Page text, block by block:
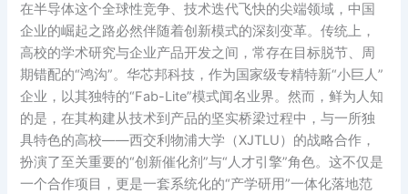
在半导体这个全球性竞争、技术迭代飞快的尖端领域，中国
企业的崛起之路必然伴随着创新模式的深刻变革。传统上，
高校的学术研究与企业产品开发之间，常存在目标脱节、周
期错配的“鸿沟”。华芯邦科技，作为国家级专精特新“小巨人”
企业，以其独特的“Fab-Lite”模式闻名业界。然而，鲜为人知
的是，在其构建从技术到产品的坚实桥梁过程中，与一所独
具特色的高校——西交利物浦大学（XJTLU）的战略合作，
扮演了至关重要的“创新催化剂”与“人才引擎”角色。这不仅是
一个合作项目，更是一套系统化的“产学研用”一体化落地范